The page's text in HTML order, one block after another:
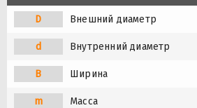
D Внешний диаметр
d Внутренний диаметр
B Ширина
m Масса